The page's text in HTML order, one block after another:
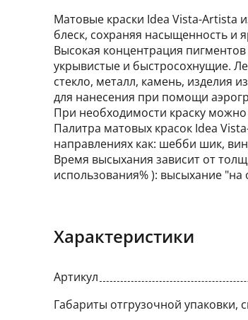
Матовые краски Idea Vista-Artista
блеск, сохраняя насыщенность и
Высокая концентрация
укрывистые и быстросохнущие.
стекло, металл, камень, изделия
для нанесения при помощи
При необходимости краску можно
Палитра матовых красок Idea
направлениях как: шебби шик,
Время высыхания зависит от
использования% ): высыхание
Характеристики
Артикул
Габариты отгрузочной упаковки,